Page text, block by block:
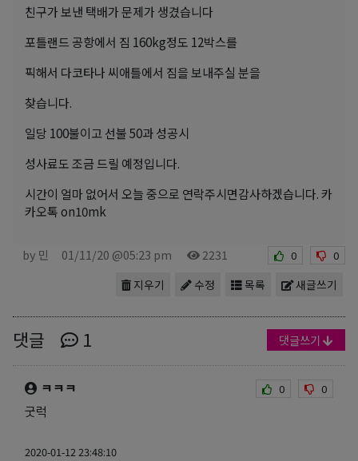
친구가 보낸 택배가 문제가 생겼습니다
포틀랜드 공항에서 짐 160kg정도 12박스를
픽해서 다코타나 씨애틀에서 짐을 보내주실 분을
찾습니다.
일당 100불이고 선불 50과 성공시
성사료도 조금 드릴 예정입니다.
시간이 얼마 없어서 오늘 중으로 연락주시면감사하겠습니다. 카
카오톡 on10mk
by 민 01/11/20 @05:23 pm 2231 0 0
새글쓰기
목록
수정
지우기
댓글 1 댓글쓰기
ㅋㅋㅋ 0 0
굿럭
2020-01-12 23:48:10